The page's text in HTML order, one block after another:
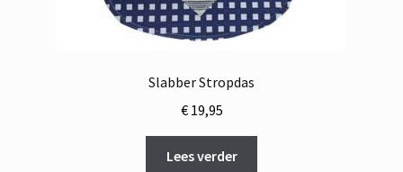
Slabber Stropdas
€19,95
Lees verder